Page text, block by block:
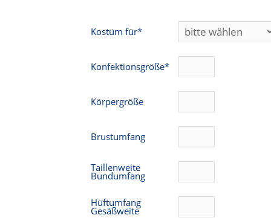
Kostüm für*
Konfektionsgröße*
Körpergröße
Brustumfang
Taillenweite
Bundumfang
Hüftumfang
Gesäßweite